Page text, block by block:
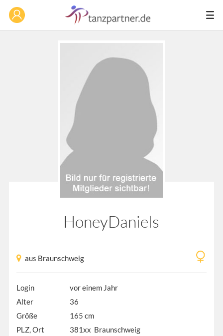
HoneyDaniels
aus Braunschweig
Login
vor einem Jahr
Alter
36
Größe
165 cm
PLZ, Ort
381xx Braunschweig